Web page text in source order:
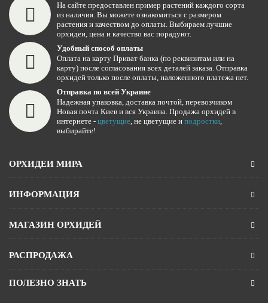
На сайте предоставлен пример растений каждого сорта
из наличия. Вы можете ознакомиться с размером
растения и качеством до оплаты. Выбираем лучшие
орхидеи, цена и качество вас порадуют.
Удобный способ оплаты
Оплата на карту Приват банка (по реквизитам или на
карту) после согласования всех деталей заказа. Отправка
орхидей только после оплаты, наложенного платежа нет.
Отправка по всей Украине
Надежная упаковка, доставка почтой, перевозчиком
Новая почта Киев и вся Украина. Продажа орхидей в
интернете - цветущие, не цветущие и подростки,
выбирайте!
ОРХИДЕИ МИРА
ИНФОРМАЦИЯ
МАГАЗИН ОРХИДЕЙ
РАСПРОДАЖА
ПОЛЕЗНО ЗНАТЬ